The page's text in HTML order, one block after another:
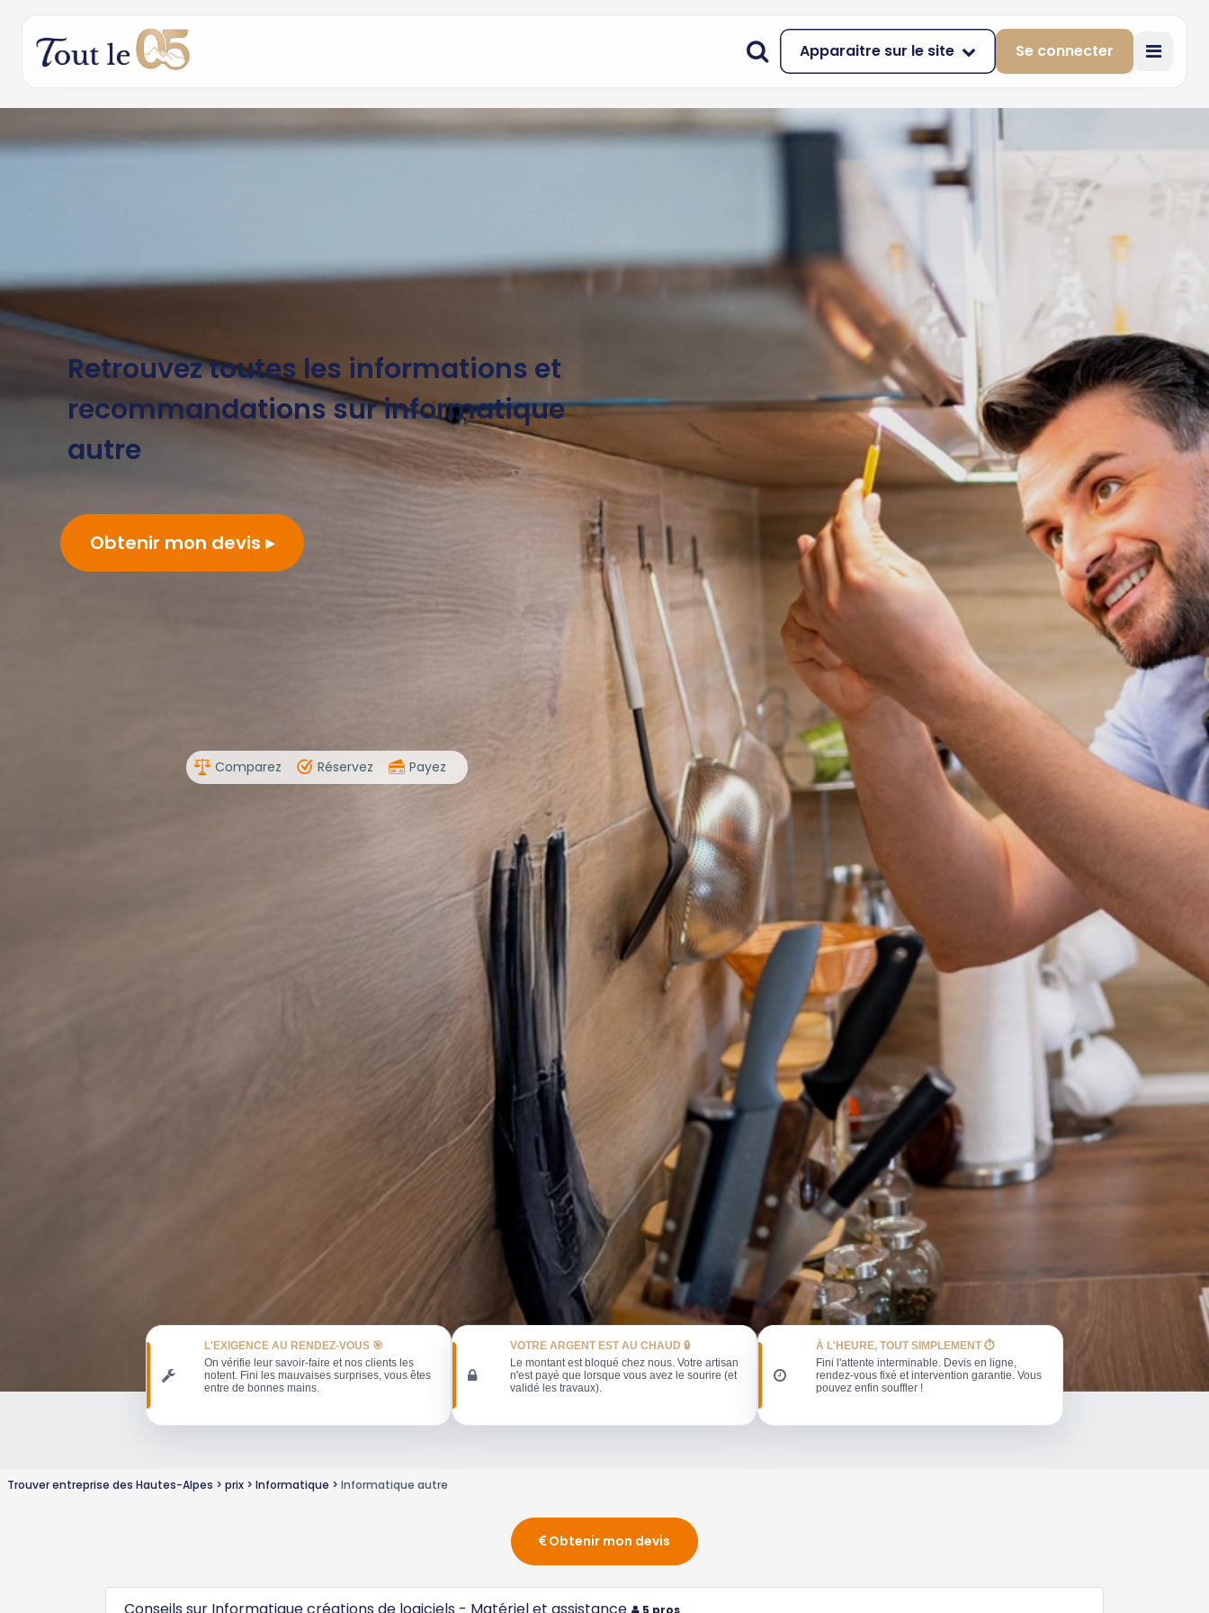
Apparaitre sur le site Se connecter
Retrouvez toutes les informations et
recommandations sur informatique
autre
Obtenir mon devis
Comparez Réservez Payez
L'EXIGENCE AU RENDEZ-VOUS 🎯
On vérifie leur savoir-faire et nos clients les
notent. Fini les mauvaises surprises, vous êtes
entre de bonnes mains.
VOTRE ARGENT EST AU CHAUD 🔒
Le montant est bloqué chez nous. Votre artisan
n'est payé que lorsque vous avez le sourire (et
validé les travaux).
À L'HEURE, TOUT SIMPLEMENT ⏱️
Fini l'attente interminable. Devis en ligne,
rendez-vous fixé et intervention garantie. Vous
pouvez enfin souffler !
Trouver entreprise des Hautes-Alpes prix Informatique Informatique autre
Obtenir mon devis
Conseils sur Informatique créations de logiciels - Matériel et assistance 5 pros